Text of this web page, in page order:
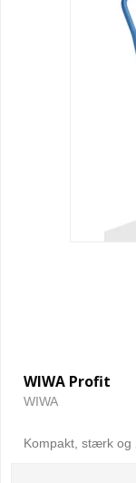
WIWA Profit
WIWA
Kompakt, stærk og